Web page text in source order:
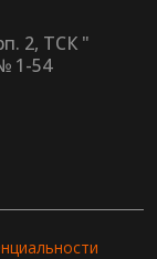
2, ТСК "
1-54